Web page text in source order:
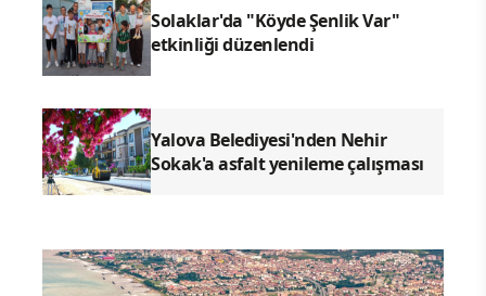
Solaklar'da "Köyde Şenlik Var"
etkinliği düzenlendi
Yalova Belediyesi'nden Nehir
Sokak'a asfalt yenileme çalışması